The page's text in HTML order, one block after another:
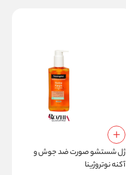
ژل شستشو صورت ضد جوش و
آکنه نوتروژینا